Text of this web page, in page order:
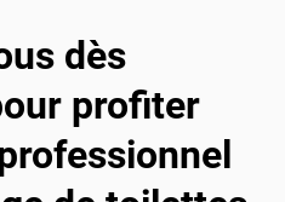
dès
profiter